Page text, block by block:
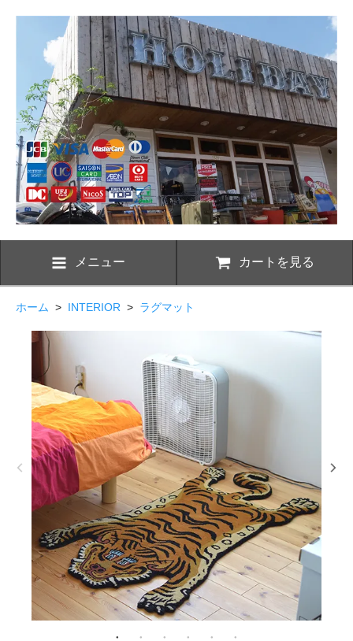
メニュー カートを見る
ホーム > INTERIOR > ラグマット